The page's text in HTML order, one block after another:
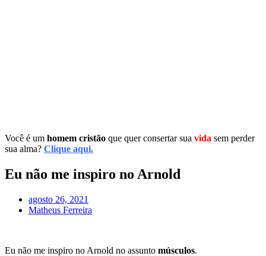
Você é um homem cristão que quer consertar sua vida sem perder
sua alma? Clique aqui.
Eu não me inspiro no Arnold
agosto 26, 2021
Matheus Ferreira
Eu não me inspiro no Arnold no assunto músculos.